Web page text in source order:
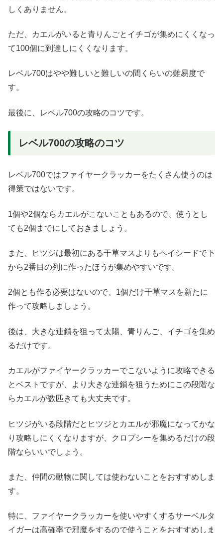
しくありません。
ただ、カエルがいると青りんごとイチゴが集めにくくなっ
て100個に到達しにくくなります。
レベル700はやや難しいと難しいの間くらいの難易度で
す。
最後に、レベル700の攻略のコツです。
レベル700の攻略のコツ
レベル700ではファイヤークラッカーをたくさん使うのは
得策ではないです。
1個や2個ならカエルがこないこともあるので、使うとし
ても2個までにしておきましょう。
また、ヒツジは最初にある干草マスよりもヘイシードで下
から2番目の列に作ったほうが集めやすいです。
2個とも作る必要はないので、1個だけ干草マスを新たに
作って攻略しましょう。
後は、大きな連鎖を狙って太陽、青りんご、イチゴを集め
るだけです。
カエルがファイヤークラッカーでこないように攻略できる
とベストですが、より大きな連鎖を狙うためにこの段階な
らカエルが数匹きても大丈夫です。
ヒツジがいる段階だとヒツジとカエルが邪魔になってかな
り攻略しにくくなりますが、クロプシーを集めるだけの段
階ならいいでしょう。
また、仲間の動物に関しては使わないことをおすすめしま
す。
特に、ファイヤークラッカーを使いやすくするサーベルタ
イガーは高確率で邪魔をするので使うことをおすすめしま